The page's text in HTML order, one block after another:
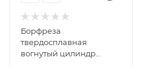
Борфреза
твердосплавная
вогнутый цилиндр